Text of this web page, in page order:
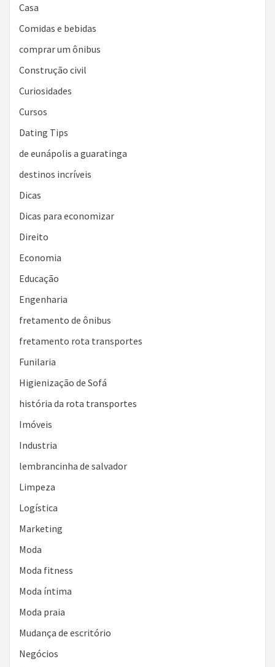
Casa
Comidas e bebidas
comprar um ônibus
Construção civil
Curiosidades
Cursos
Dating Tips
de eunápolis a guaratinga
destinos incríveis
Dicas
Dicas para economizar
Direito
Economia
Educação
Engenharia
fretamento de ônibus
fretamento rota transportes
Funilaria
Higienização de Sofá
história da rota transportes
Imóveis
Industria
lembrancinha de salvador
Limpeza
Logística
Marketing
Moda
Moda fitness
Moda íntima
Moda praia
Mudança de escritório
Negócios